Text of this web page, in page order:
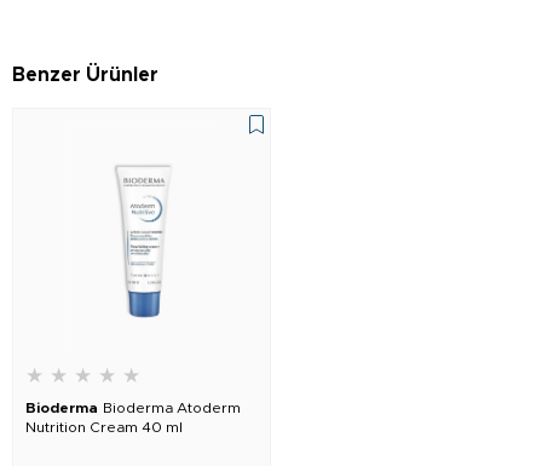
Benzer Ürünler
★ ★ ★ ★ ★
Bioderma Bioderma Atoderm
Nutrition Cream 40 ml